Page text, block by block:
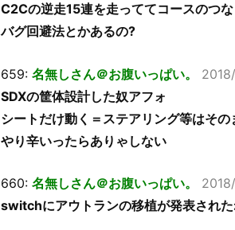
C2Cの逆走15連を走っててコースのつ
バグ回避法とかあるの?
659: 名無しさん＠お腹いっぱい。
SDXの筐体設計した奴アフォ
シートだけ動く＝ステアリング等はその
やり辛いったらありゃしない
660: 名無しさん＠お腹いっぱい。
switchにアウトランの移植が発表され